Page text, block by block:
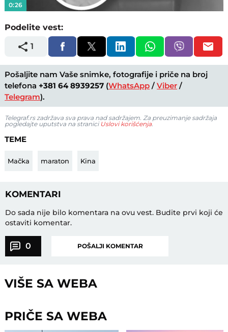
0:26
Podelite vest:
1
Pošaljite nam Vaše snimke, fotografije i priče na broj
telefona +381 64 8939257 (WhatsApp /Viber /
Telegram).
Telegraf.rs zadržava sva prava nad sadržajem. Za preuzimanje sadržaja
pogledajte uputstva na stranici Uslovi korišćenja.
TEME
Mačka maraton Kina
KOMENTARI
Do sada nije bilo komentara na ovu vest. Budite prvi koji će
ostaviti komentar.
0 POŠALJI KOMENTAR
VIŠE SA WEBA
PRIČE SA WEBA